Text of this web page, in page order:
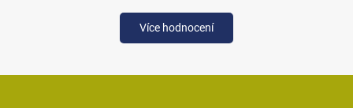
Více hodnocení